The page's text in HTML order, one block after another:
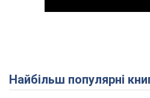
Найбільш популярні